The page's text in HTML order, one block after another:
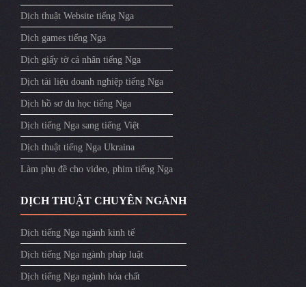
Dịch thuật Website tiếng Nga
Dịch games tiếng Nga
Dịch giấy tờ cá nhân tiếng Nga
Dịch tài liệu doanh nghiệp tiếng Nga
Dịch hồ sơ du học tiếng Nga
Dịch tiếng Nga sang tiếng Việt
Dịch thuật tiếng Nga Ukraina
Làm phụ đề cho video, phim tiếng Nga
DỊCH THUẬT CHUYÊN NGÀNH
Dịch tiếng Nga ngành kinh tế
Dịch tiếng Nga ngành pháp luật
Dịch tiếng Nga ngành hóa chất